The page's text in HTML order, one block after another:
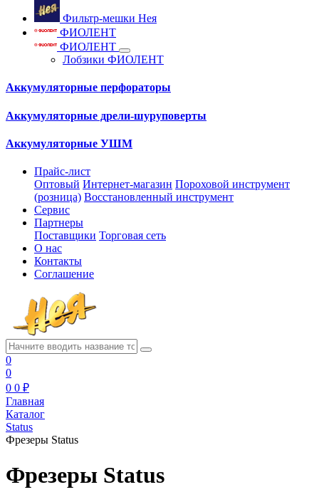
Фильтр-мешки Нея
ФИОЛЕНТ
ФИОЛЕНТ
Лобзики ФИОЛЕНТ
Аккумуляторные перфораторы
Аккумуляторные дрели-шуруповерты
Аккумуляторные УШМ
Прайс-лист
Оптовый Интернет-магазин Пороховой инструмент
(розница) Восстановленный инструмент
Сервис
Партнеры
Поставщики Торговая сеть
О нас
Контакты
Соглашение
0
0
0 0 ₽
Главная
Каталог
Status
Фрезеры Status
Фрезеры Status